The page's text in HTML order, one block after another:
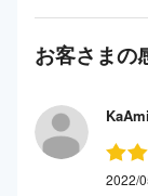
お客さまの
KaAmi
2022/